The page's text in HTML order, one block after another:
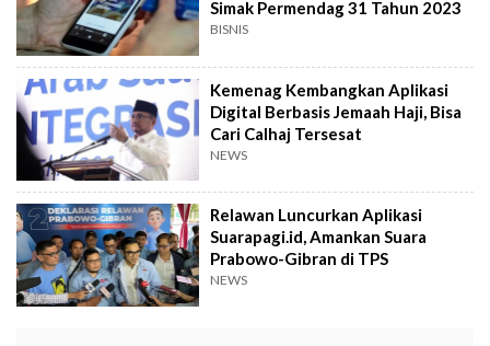
Simak Permendag 31 Tahun 2023
BISNIS
Kemenag Kembangkan Aplikasi
Digital Berbasis Jemaah Haji, Bisa
Cari Calhaj Tersesat
NEWS
Relawan Luncurkan Aplikasi
Suarapagi.id, Amankan Suara
Prabowo-Gibran di TPS
NEWS